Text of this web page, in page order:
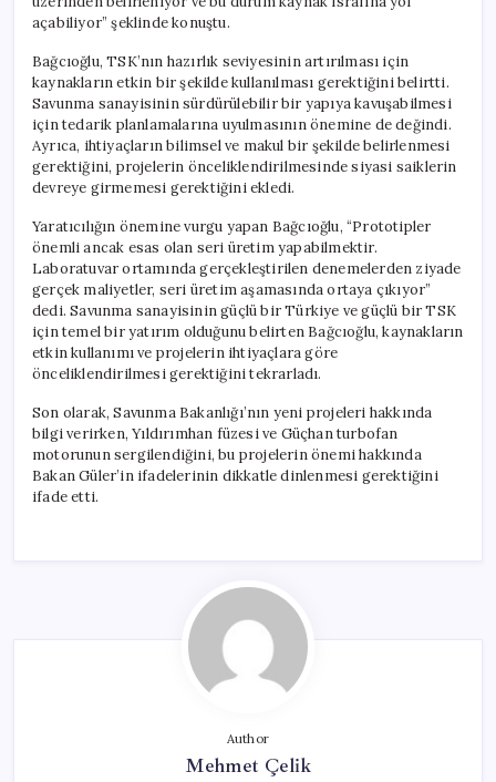
açabiliyor” şeklinde konuştu.
Bağcıoğlu, TSK’nın hazırlık seviyesinin artırılması için
kaynakların etkin bir şekilde kullanılması gerektiğini belirtti.
Savunma sanayisinin sürdürülebilir bir yapıya kavuşabilmesi
için tedarik planlamalarına uyulmasının önemine de değindi.
Ayrıca, ihtiyaçların bilimsel ve makul bir şekilde belirlenmesi
gerektiğini, projelerin önceliklendirilmesinde siyasi saiklerin
devreye girmemesi gerektiğini ekledi.
Yaratıcılığın önemine vurgu yapan Bağcıoğlu, “Prototipler
önemli ancak esas olan seri üretim yapabilmektir.
Laboratuvar ortamında gerçekleştirilen denemelerden ziyade
gerçek maliyetler, seri üretim aşamasında ortaya çıkıyor”
dedi. Savunma sanayisinin güçlü bir Türkiye ve güçlü bir TSK
için temel bir yatırım olduğunu belirten Bağcıoğlu, kaynakların
etkin kullanımı ve projelerin ihtiyaçlara göre
önceliklendirilmesi gerektiğini tekrarladı.
Son olarak, Savunma Bakanlığı’nın yeni projeleri hakkında
bilgi verirken, Yıldırımhan füzesi ve Güçhan turbofan
motorunun sergilendiğini, bu projelerin önemi hakkında
Bakan Güler’in ifadelerinin dikkatle dinlenmesi gerektiğini
ifade etti.
Author
Mehmet Çelik